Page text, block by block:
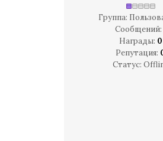
Группа:
Сообщений:
Награды: 0
Репутация:
Статус: